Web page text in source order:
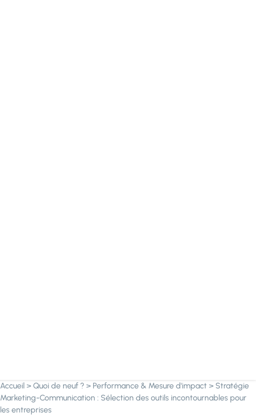
Accueil> Quoi de neuf ?> Performance & Mesure d'impact > Stratégie
Marketing-Communication : Sélection des outils incontournables pour
les entreprises